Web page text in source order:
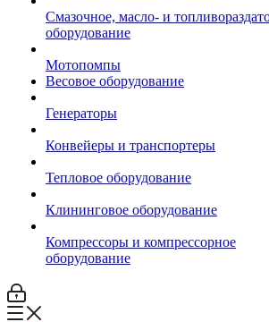
Смазочное, масло- и
оборудование
Мотопомпы
Весовое оборудование
Генераторы
Конвейеры и транспортеры
Тепловое оборудование
Клининговое оборудование
Компрессоры и компрессорное
оборудование